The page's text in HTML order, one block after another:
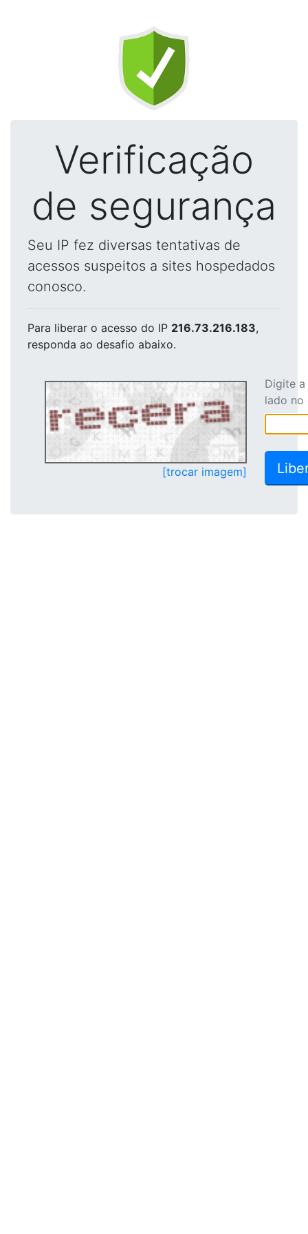
Verificação
de segurança
Seu IP fez diversas tentativas de
acessos suspeitos a sites hospedados
conosco.
Para liberar o acesso do IP 216.73.216.183,
responda ao desafio abaixo.
[trocar imagem]
Digite
lado no